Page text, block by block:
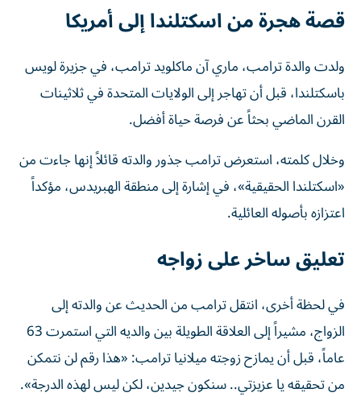
قصة هجرة من اسكتلندا إلى أمريكا
ولدت والدة ترامب، ماري آن ماكلويد ترامب، في جزيرة لويس
باسكتلندا، قبل أن تهاجر إلى الولايات المتحدة في ثلاثينات
القرن الماضي بحثاً عن فرصة حياة أفضل.
وخلال كلمته، استعرض ترامب جذور والدته قائلاً إنها جاءت من
«اسكتلندا الحقيقية»، في إشارة إلى منطقة الهبريدس، مؤكداً
اعتزازه بأصوله العائلية.
تعليق ساخر على زواجه
في لحظة أخرى، انتقل ترامب من الحديث عن والدته إلى
الزواج، مشيراً إلى العلاقة الطويلة بين والديه التي استمرت 63
عاماً، قبل أن يمازح زوجته ميلانيا ترامب: «هذا رقم لن نتمكن
من تحقيقه يا عزيزتي.. سنكون جيدين، لكن ليس لهذه الدرجة».